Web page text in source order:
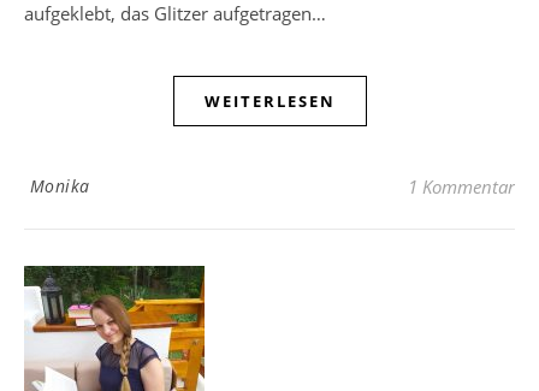
aufgeklebt, das Glitzer aufgetragen…
WEITERLESEN
Monika 1 Kommentar